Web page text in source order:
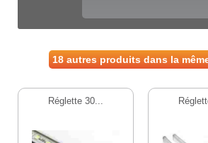
18 autres produits dans la
Réglette 30...